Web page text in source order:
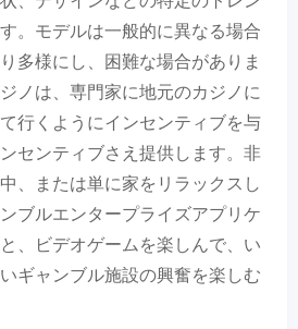
。モデルは一般的に異なる場合
多様にし、困難な場合がありま
ノは、専門家に地元のカジノに
行くようにインセンティブを与
センティブさえ提供します。非
、または単に家をリラックスし
ブルエンタープライズアプリケ
、ビデオゲームを楽しんで、い
ギャンブル施設の興奮を楽しむ